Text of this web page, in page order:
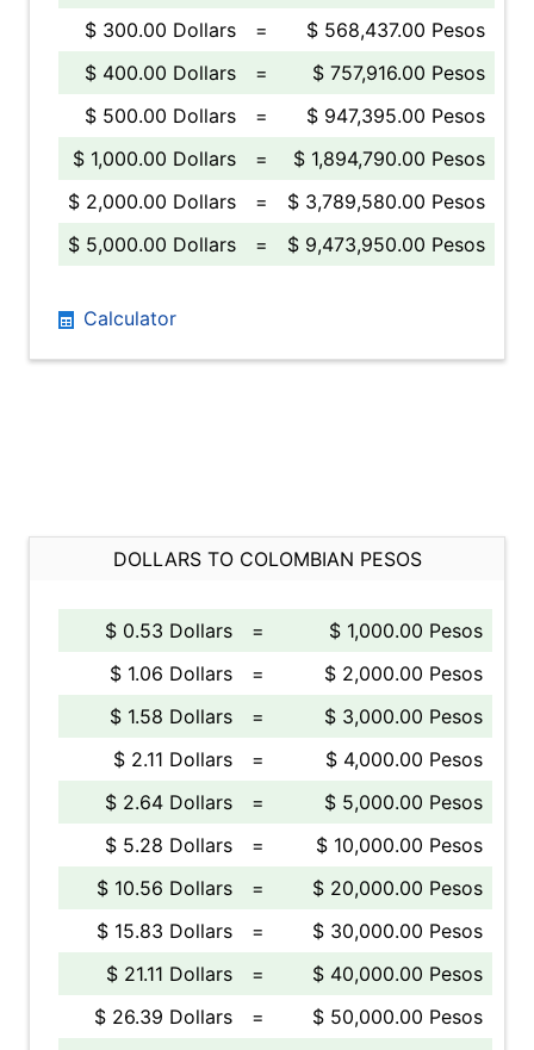
$ 300.00 Dollars
=
$ 568,437.00 Pesos
$ 400.00 Dollars
=
$ 757,916.00 Pesos
$ 500.00 Dollars
=
$ 947,395.00 Pesos
$ 1,000.00 Dollars
=
$ 1,894,790.00 Pesos
$ 2,000.00 Dollars
=
$ 3,789,580.00 Pesos
$ 5,000.00 Dollars
= $ 9,473,950.00 Pesos
Calculator
DOLLARS TO COLOMBIAN PESOS
$ 0.53 Dollars =
$ 1,000.00 Pesos
$ 1.06 Dollars
=
$ 2,000.00 Pesos
$ 1.58 Dollars
=
$ 3,000.00 Pesos
$ 2.11 Dollars
=
$ 4,000.00 Pesos
$ 2.64 Dollars
=
$ 5,000.00 Pesos
$ 5.28 Dollars
=
$ 10,000.00 Pesos
$ 10.56 Dollars
=
$ 20,000.00 Pesos
$ 15.83 Dollars
=
$ 30,000.00 Pesos
$ 21.11 Dollars
=
$ 40,000.00 Pesos
$ 26.39 Dollars
=
$ 50,000.00 Pesos